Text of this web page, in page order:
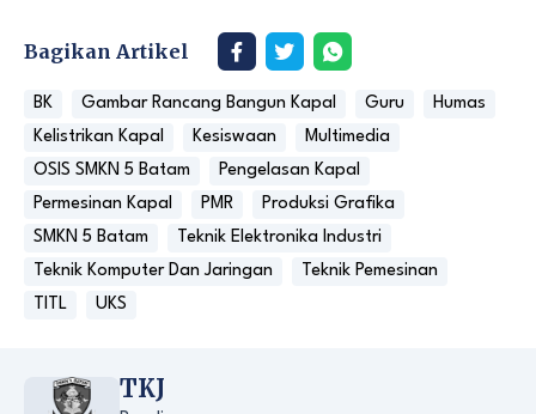
Bagikan Artikel
BK Gambar Rancang Bangun Kapal Guru
Humas
Kelistrikan Kapal
Kesiswaan
Multimedia
OSIS SMKN 5 Batam
Pengelasan Kapal
Permesinan Kapal
PMR
Produksi Grafika
SMKN 5 Batam
Teknik Elektronika Industri
Teknik Komputer Dan Jaringan
Teknik Pemesinan
TITL
UKS
TKJ